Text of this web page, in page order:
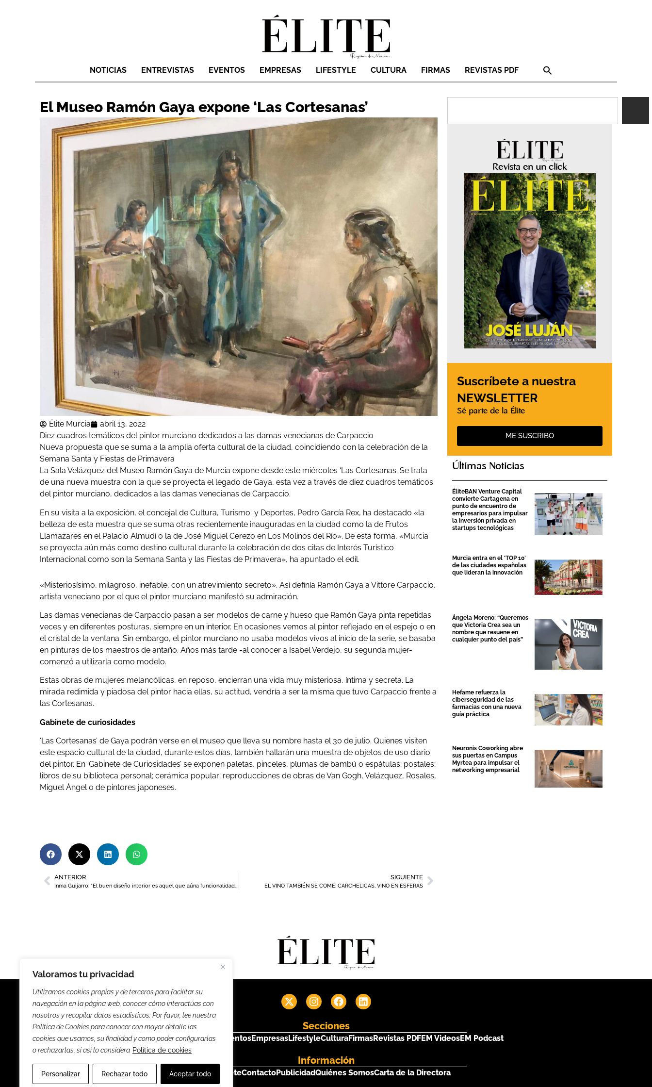
Valoramos tu privacidad
Utilizamos cookies propias y de terceros para facilitar su
navegación en la página web, conocer cómo interactúas con
nosotros y recopilar datos estadísticos. Por favor, lee nuestra
Política de Cookies para conocer con mayor detalle las
cookies que usamos, su finalidad y como poder configurarlas
o rechazarlas, si así lo considera Política de cookies
Personalizar Rechazar todo Aceptar todo
NOTICIAS ENTREVISTAS EVENTOS EMPRESAS LIFESTYLE CULTURA FIRMAS REVISTAS PDF
El Museo Ramón Gaya expone ‘Las Cortesanas’
Élite Murcia
abril 13, 2022
Diez cuadros temáticos del pintor murciano dedicados a las damas venecianas de Carpaccio
Nueva propuesta que se suma a la amplia oferta cultural de la ciudad, coincidiendo con la celebración de la
Semana Santa y Fiestas de Primavera
La Sala Velázquez del Museo Ramón Gaya de Murcia expone desde este miércoles ‘Las Cortesanas. Se trata
de una nueva muestra con la que se proyecta el legado de Gaya, esta vez a través de diez cuadros temáticos
del pintor murciano, dedicados a las damas venecianas de Carpaccio.
En su visita a la exposición, el concejal de Cultura, Turismo y Deportes, Pedro García Rex, ha destacado «la
belleza de esta muestra que se suma otras recientemente inauguradas en la ciudad como la de Frutos
Llamazares en el Palacio Almudí o la de José Miguel Cerezo en Los Molinos del Río». De esta forma, «Murcia
se proyecta aún más como destino cultural durante la celebración de dos citas de Interés Turístico
Internacional como son la Semana Santa y las Fiestas de Primavera», ha apuntado el edil.
«Misteriosísimo, milagroso, inefable, con un atrevimiento secreto». Así definía Ramón Gaya a Vittore Carpaccio,
artista veneciano por el que el pintor murciano manifestó su admiración.
Las damas venecianas de Carpaccio pasan a ser modelos de carne y hueso que Ramón Gaya pinta repetidas
veces y en diferentes posturas, siempre en un interior. En ocasiones vemos al pintor reflejado en el espejo o en
el cristal de la ventana. Sin embargo, el pintor murciano no usaba modelos vivos al inicio de la serie, se basaba
en pinturas de los maestros de antaño. Años más tarde -al conocer a Isabel Verdejo, su segunda mujer-
comenzó a utilizarla como modelo.
Estas obras de mujeres melancólicas, en reposo, encierran una vida muy misteriosa, íntima y secreta. La
mirada redimida y piadosa del pintor hacia ellas, su actitud, vendría a ser la misma que tuvo Carpaccio frente a
las Cortesanas.
Gabinete de curiosidades
‘Las Cortesanas’ de Gaya podrán verse en el museo que lleva su nombre hasta el 30 de julio. Quienes visiten
este espacio cultural de la ciudad, durante estos días, también hallarán una muestra de objetos de uso diario
del pintor. En ‘Gabinete de Curiosidades’ se exponen paletas, pinceles, plumas de bambú o espátulas; postales;
libros de su biblioteca personal; cerámica popular; reproducciones de obras de Van Gogh, Velázquez, Rosales,
Miguel Ángel o de pintores japoneses.
ANTERIOR
Inma Guijarro: “El buen diseño interior es aquel que aúna funcionalidad y ergonomía para el usuario”
SIGUIENTE
EL VINO TAMBIÉN SE COME: CARCHELICAS, VINO EN ESFERAS
Revista en un click
Suscríbete a nuestra
NEWSLETTER
Sé parte de la Élite
ME SUSCRIBO
Últimas Noticias
ÉliteBAN Venture Capital
convierte Cartagena en
punto de encuentro de
empresarios para impulsar
la inversión privada en
startups tecnológicas
Murcia entra en el ‘TOP 10’
de las ciudades españolas
que lideran la innovación
Ángela Moreno: “Queremos
que Victoria Crea sea un
nombre que resuene en
cualquier punto del país”
Hefame refuerza la
ciberseguridad de las
farmacias con una nueva
guía práctica
Neuronis Coworking abre
sus puertas en Campus
Myrtea para impulsar el
networking empresarial
Secciones
NoticiasEntrevistas EventosEmpresasLifestyleCulturaFirmasRevistas PDFEM VideosEM Podcast
Información
SuscríbeteContactoPublicidadQuiénes SomosCarta de la Directora